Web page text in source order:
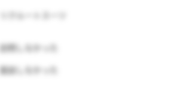
リクルートスーツ
訪問しなかった
面談しなかった